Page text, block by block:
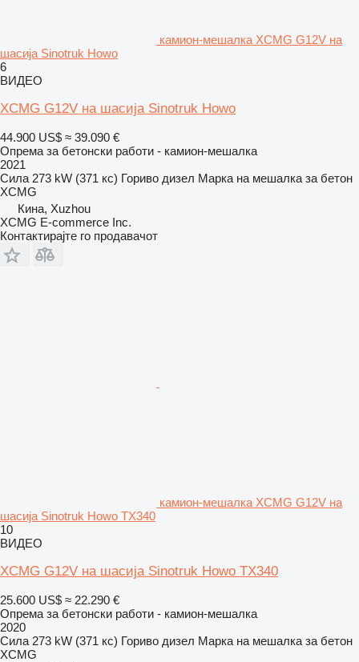
камион-мешалка XCMG G12V на
шасија Sinotruk Howo
6
ВИДЕО
XCMG G12V на шасија Sinotruk Howo
44.900 US$ ≈ 39.090 €
Опрема за бетонски работи - камион-мешалка
2021
Сила 273 kW (371 кс) Гориво дизел Марка на мешалка за бетон
XCMG
Кина, Xuzhou
XCMG E-commerce Inc.
Контактирајте го продавачот
камион-мешалка XCMG G12V на
шасија Sinotruk Howo TX340
10
ВИДЕО
XCMG G12V на шасија Sinotruk Howo TX340
25.600 US$ ≈ 22.290 €
Опрема за бетонски работи - камион-мешалка
2020
Сила 273 kW (371 кс) Гориво дизел Марка на мешалка за бетон
XCMG